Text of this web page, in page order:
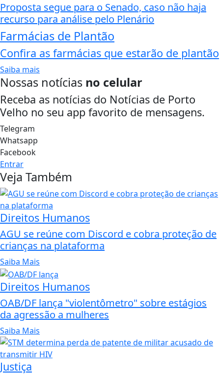
Proposta segue para o Senado, caso não haja
recurso para análise pelo Plenário
Farmácias de Plantão
Confira as farmácias que estarão de plantão
Saiba mais
Nossas notícias no celular
Receba as notícias do Notícias de Porto
Velho no seu app favorito de mensagens.
Telegram
Whatsapp
Facebook
Entrar
Veja Também
Direitos Humanos
AGU se reúne com Discord e cobra proteção de
crianças na plataforma
Saiba Mais
Direitos Humanos
OAB/DF lança "violentômetro" sobre estágios
da agressão a mulheres
Saiba Mais
Justiça